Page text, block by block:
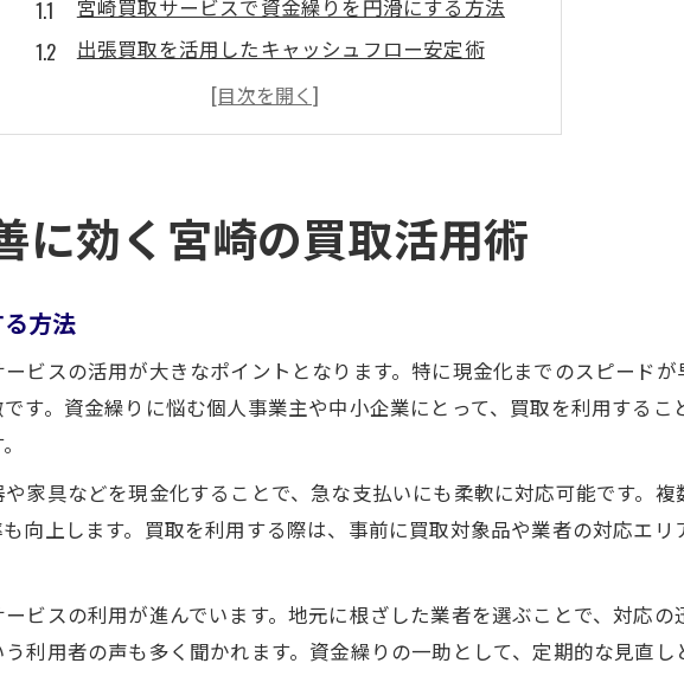
宮崎買取サービスで資金繰りを円滑にする方法
出張買取を活用したキャッシュフロー安定術
家電や不用品買取で資金循環を強化する秘訣
リサイクルショップ利用で買取資金を最大化する
不用品売却で資金管理を高める現実的手法
不用品買取でキャッシュフローを効率化する方法
リサイクルショップ活用の資金管理テクニック
不用品買取で生活資金を増やすアイデア
買取を生かした資金循環の基本知識
宮崎の家電買取で現金化を迅速に進める
リサイクルショップで買取効率を高める工夫
不用品買取でキャッシュフロー改善を実感
に効く宮崎の買取活用術
方法
ビスの活用が大きなポイントとなります。特に現金化までのスピード
す。資金繰りに悩む個人事業主や中小企業にとって、買取を利用するこ
家具などを現金化することで、急な支払いにも柔軟に対応可能です。
向上します。買取を利用する際は、事前に買取対象品や業者の対応エリ
ビスの利用が進んでいます。地元に根ざした業者を選ぶことで、対応
利用者の声も多く聞かれます。資金繰りの一助として、定期的な見直